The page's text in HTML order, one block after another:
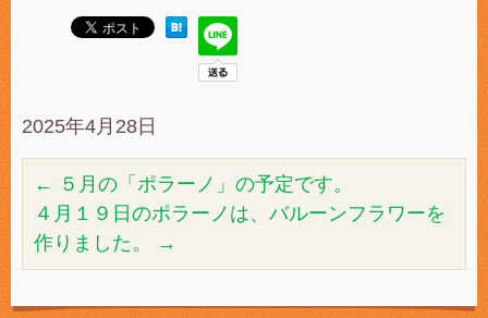
2025年4月28日
← ５月の「ポラーノ」の予定です。
４月１９日のポラーノは、バルーンフラワーを
作りました。
→